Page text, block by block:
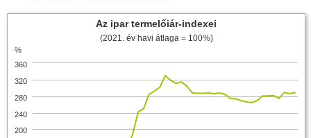
%
Az ipar termelőiár-indexei
(2021. év havi átlaga = 100%)
200
240
280
320
360